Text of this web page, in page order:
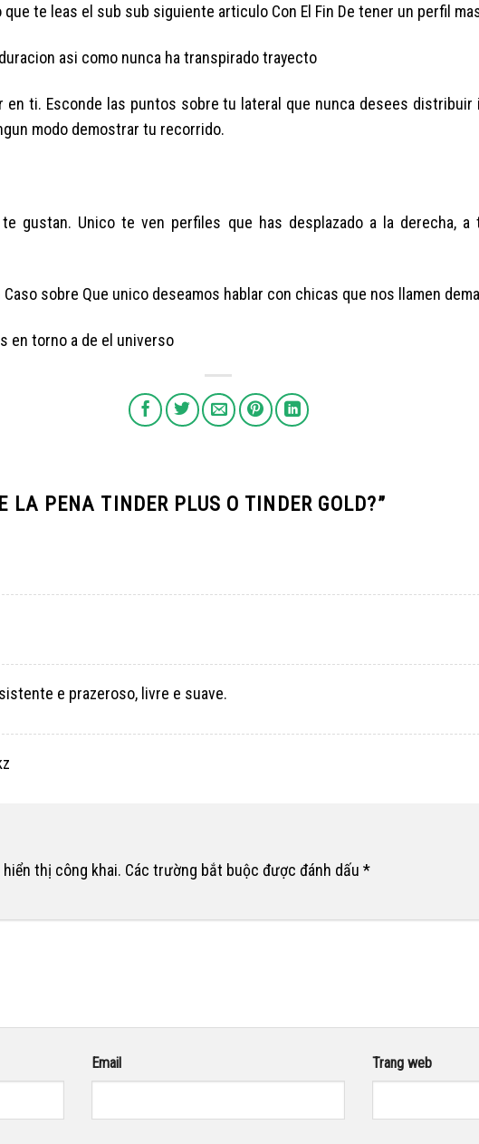
te leas el sub sub siguiente articulo Con El Fin De tener un perfil
asi­ como nunca ha transpirado trayecto
en ti. Esconde las puntos sobre tu lateral que nunca desees distribuir
modo demostrar tu recorrido.
gustan. Unico te ven perfiles que has desplazado a la derecha,
sobre Que unico deseamos hablar con chicas que nos llamen
en torno a de el universo
LA PENA TINDER PLUS O TINDER GOLD?”
e prazeroso, livre e suave.
thị công khai. Các trường bắt buộc được đánh dấu *
Email Trang web